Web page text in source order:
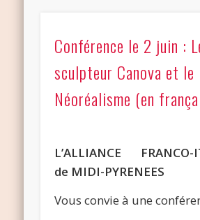
Conférence le 2 juin :
sculpteur Canova et le
Néoréalisme (en
L’ALLIANCE FRANCO-
de MIDI-PYRENEES
Vous convie à une